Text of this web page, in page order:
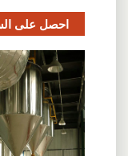
احصل على السعر